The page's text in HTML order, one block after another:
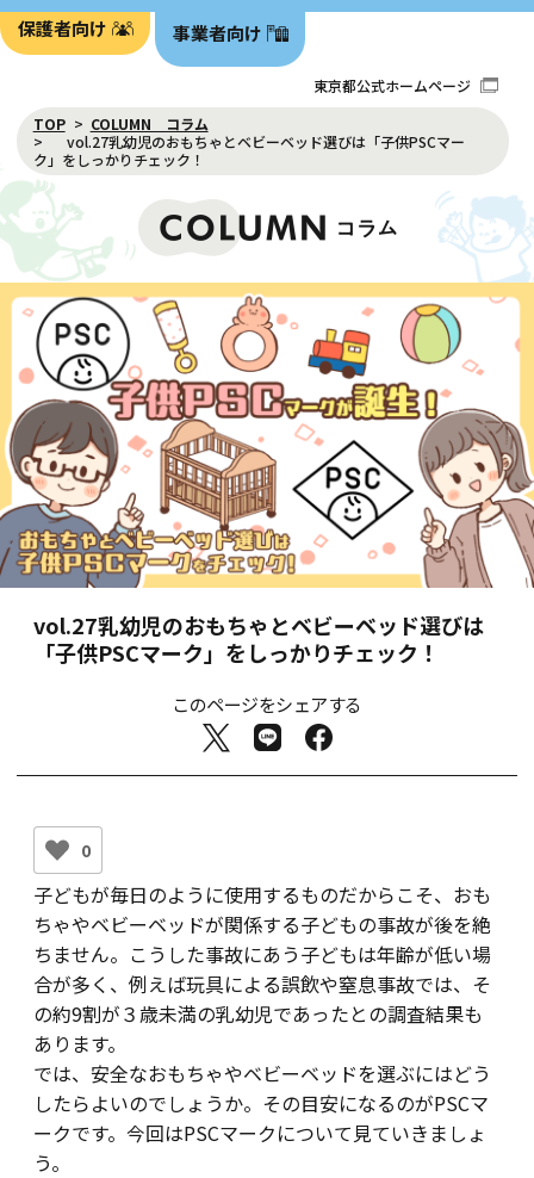
保護者向け 事業者向け
東京都公式ホームページ
TOP
COLUMN コラム
vol.27乳幼児のおもちゃとベビーベッド選びは「子供PSCマー
ク」をしっかりチェック！
vol.27乳幼児のおもちゃとベビーベッド選びは
「子供PSCマーク」をしっかりチェック！
このページをシェアする
0
子どもが毎日のように使用するものだからこそ、おも
ちゃやベビーベッドが関係する子どもの事故が後を絶
ちません。こうした事故にあう子どもは年齢が低い場
合が多く、例えば玩具による誤飲や窒息事故では、そ
の約9割が３歳未満の乳幼児であったとの調査結果も
あります。
では、安全なおもちゃやベビーベッドを選ぶにはどう
したらよいのでしょうか。その目安になるのがPSCマ
ークです。今回はPSCマークについて見ていきましょ
う。